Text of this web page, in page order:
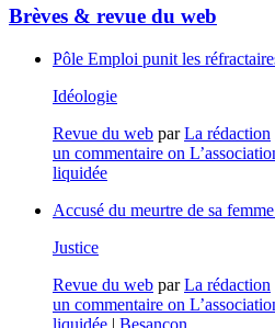
Brèves & revue du web
Pôle Emploi punit les
Idéologie
Revue du web parLa rédaction
un commentaire on
liquidée
Accusé du meurtre de sa
Justice
Revue du web parLa rédaction
un commentaire on